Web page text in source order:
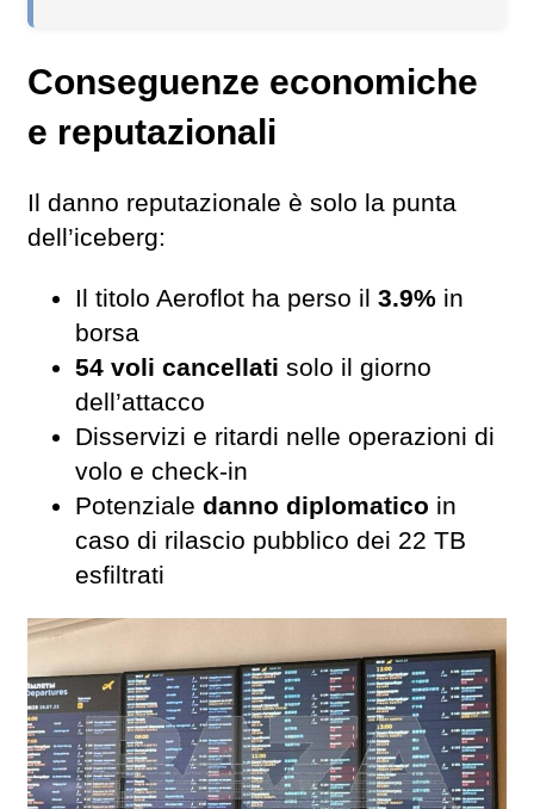
Conseguenze economiche
e reputazionali
Il danno reputazionale è solo la punta
dell’iceberg:
Il titolo Aeroflot ha perso il 3.9% in
borsa
54 voli cancellati solo il giorno
dell’attacco
Disservizi e ritardi nelle operazioni di
volo e check-in
Potenziale danno diplomatico in
caso di rilascio pubblico dei 22 TB
esfiltrati